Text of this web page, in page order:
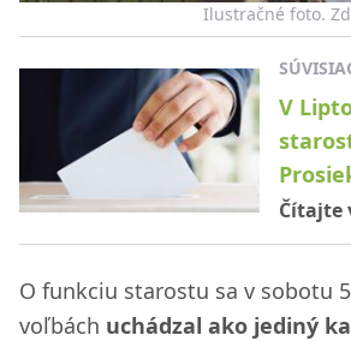
Ilustračné foto.
V
Čítajte
O funkciu starostu sa v sobotu
voľbách uchádzal ako jediný